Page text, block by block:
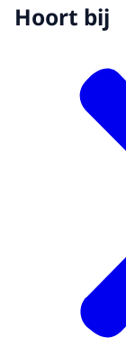
Hoort bij